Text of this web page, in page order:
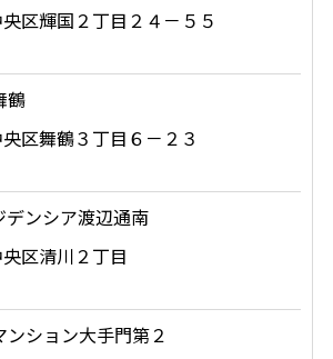
区輝国２丁目２４－５５
鶴
区舞鶴３丁目６－２３
デンシア渡辺通南
区清川２丁目
ンション大手門第２